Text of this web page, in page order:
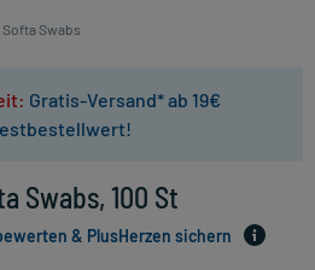
Swabs
Gratis-Versand* ab 19€
Swabs, 100 St
& PlusHerzen sichern